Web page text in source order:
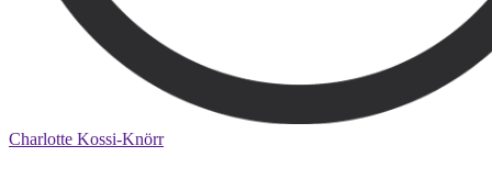
Charlotte Kossi-Knörr